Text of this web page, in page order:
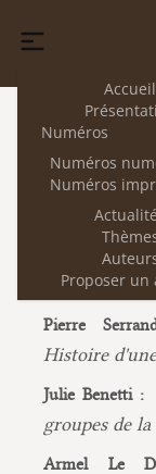
Accueil
Numéros
Numéros
Numéros
Proposer un
Les
Quentin
des
Pierre
Histoire
Julie Benetti :
groupes de
Armel Le